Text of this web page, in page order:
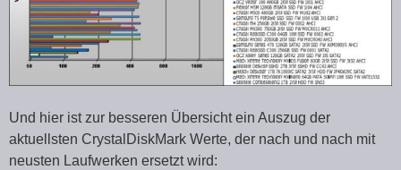
Und hier ist zur besseren Übersicht ein Auszug der
aktuellsten CrystalDiskMark Werte, der nach und nach mit
neusten Laufwerken ersetzt wird: